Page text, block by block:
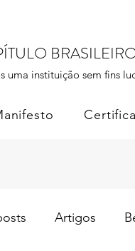
uma instituição sem fins
Artigos